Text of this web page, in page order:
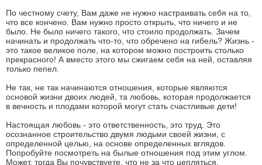
По честному счету, Вам даже не нужно настраивать себя на то,
что все кончено. Вам нужно просто открыть, что ничего и не
было. Не было ничего такого, что стоило продолжать. Зачем
начинать и продолжать что-то, что обречено на гибель? Жизнь -
это такое великое поле, на котором можно построить столько
прекрасного! А вместо этого мы сжигаем себя на ней, оставляя
только пепел.
Не так, не так начинаются отношения, которые являются
основой жизни двоих людей, та любовь, которая продолжается
в вечность и плодами которой могут стать счастливые дети!
Настоящая любовь - это ответственность, это труд. Это
осознанное строительство двумя людьми своей жизни, с
определенной целью, на основе определенных вглядов.
Попробуйте посмотреть на былые отношения под этим углом.
Может, тогда Вы почувствуете, что не за что цепляться.